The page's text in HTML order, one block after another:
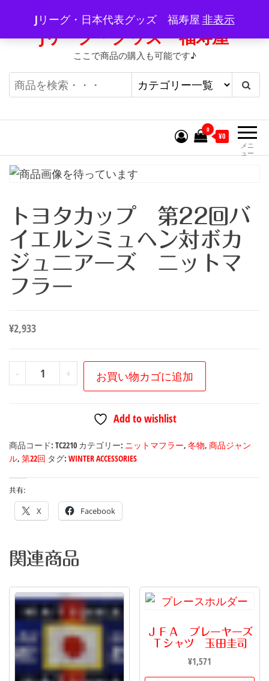
テ
ツ
プ
Jリーグ・日本代表グッズ 福寿屋 非表示
Jリーグ・グッズ 福寿屋
ここで商品の購入も可能です♪
メニ
ュー
0
¥0
トヨタカップ 第22回バ
イエルンミュヘン対ボカ
ジュニアーズ ニットマ
フラー
¥2,933
-
ヨ
プ
22
回
バ
エ
ル
ン
ミ
ュ
ヘ
ン
対
+ お買い物カゴに追加
Add to wishlist
商品コード: TC2210 カテゴリー: ニットマフラー, 冬物, 商品ジャン
ル, 第22回 タグ: WINTER ACCESSORIES
共有:
X Facebook
関連商品
ＪＦＡ プレーヤーズ
Ｔシャツ 玉田圭司
¥1,571